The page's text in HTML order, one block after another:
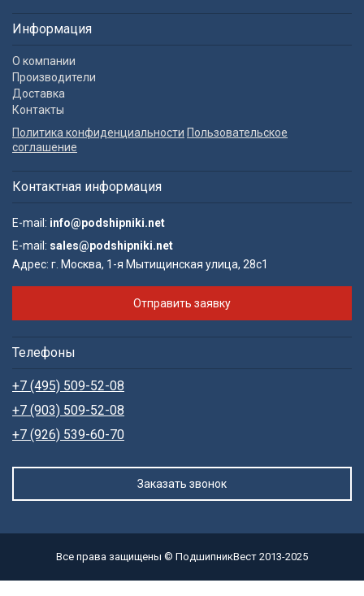
Информация
О компании
Производители
Доставка
Контакты
Политика конфиденциальности Пользовательское
соглашение
Контактная информация
E-mail: info@podshipniki.net
E-mail: sales@podshipniki.net
Адрес: г. Москва, 1-я Мытищинская улица, 28с1
Отправить заявку
Телефоны
+7 (495) 509-52-08
+7 (903) 509-52-08
+7 (926) 539-60-70
Заказать звонок
Все права защищены © ПодшипникВест 2013-2025